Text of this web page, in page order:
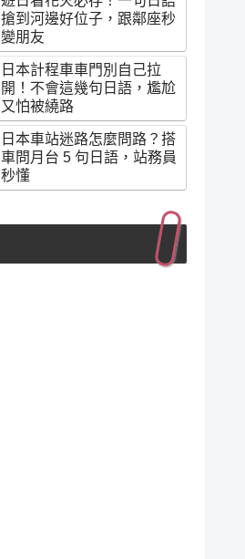
搶到河邊好位子，跟鄰座秒
變朋友
日本計程車車門別自己拉
開！不會這幾句日語，尷尬
又怕被繞路
日本車站迷路怎麼問路？搭
車問月台 5 句日語，站務員
秒懂